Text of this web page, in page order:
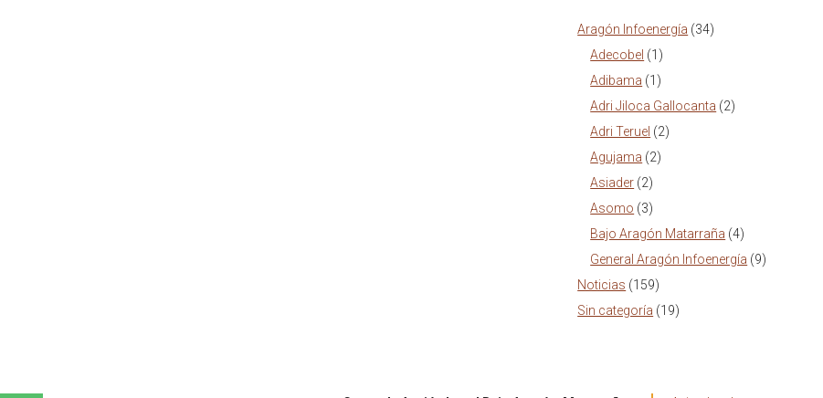
Aragón Infoenergía (34)
Adecobel (1)
Adibama (1)
Adri Jiloca Gallocanta (2)
Adri Teruel (2)
Agujama (2)
Asiader (2)
Asomo (3)
Bajo Aragón Matarraña (4)
General Aragón Infoenergía (9)
Noticias (159)
Sin categoría (19)